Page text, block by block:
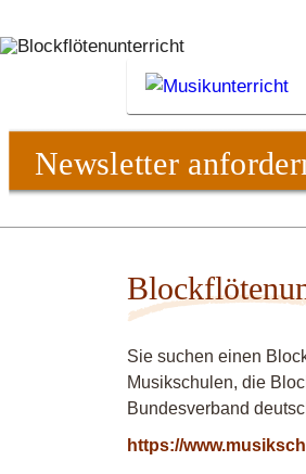
Newsletter
Sie suchen einen
Musikschulen, die
Bundesverband
https://